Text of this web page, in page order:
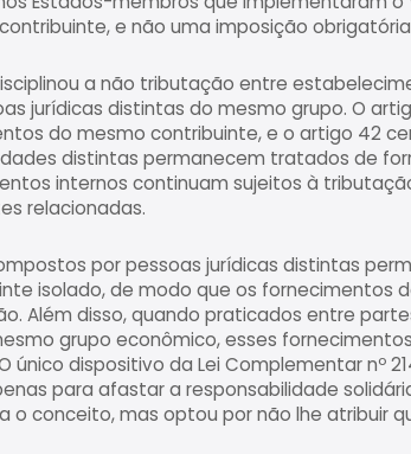
e não uma imposição
a não tributação entre
jurídicas distintas do mesmo grupo. O
do mesmo contribuinte, e o artigo 42
distintas permanecem tratados de
internos continuam sujeitos à
relacionadas.
por pessoas jurídicas distintas
isolado, de modo que os fornecimentos
Além disso, quando praticados entre
grupo econômico, esses
único dispositivo da Lei Complementar nº
para afastar a responsabilidade
o conceito, mas optou por não lhe atribuir